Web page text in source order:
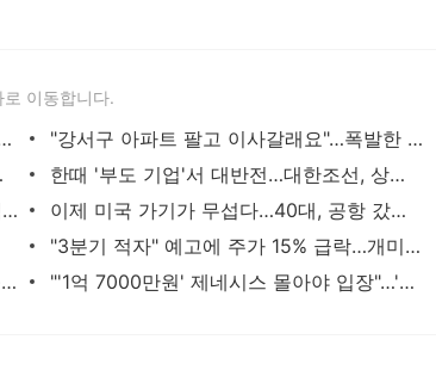
상반기 분양 40% 급감…주택 공급 '빨간불' 켜졌다